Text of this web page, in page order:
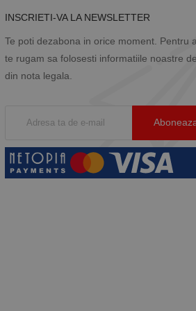
INSCRIETI-VA LA NEWSLETTER
Te poti dezabona in orice moment. Pentru
te rugam sa folosesti informatiile noastre
din nota legala.